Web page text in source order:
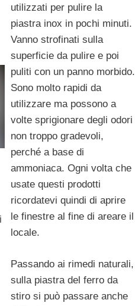
utilizzati per pulire la
piastra inox in pochi minuti.
Vanno strofinati sulla
superficie da pulire e poi
puliti con un panno morbido.
Sono molto rapidi da
utilizzare ma possono a
volte sprigionare degli odori
non troppo gradevoli,
perché a base di
ammoniaca. Ogni volta che
usate questi prodotti
ricordatevi quindi di aprire
le finestre al fine di areare il
locale.
Passando ai rimedi naturali,
sulla piastra del ferro da
stiro si può passare anche